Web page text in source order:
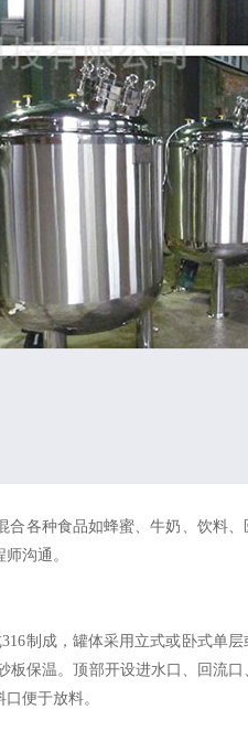
各种食品如蜂蜜、牛奶、饮料、
沟通。
制成，罐体采用立式或卧式单层
保温。顶部开设进水口、回流
便于放料。